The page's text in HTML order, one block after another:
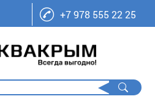
+7 978 555 22 25